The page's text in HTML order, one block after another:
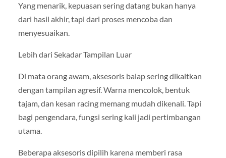
Yang menarik, kepuasan sering datang bukan hanya
dari hasil akhir, tapi dari proses mencoba dan
menyesuaikan.
Lebih dari Sekadar Tampilan Luar
Di mata orang awam, aksesoris balap sering dikaitkan
dengan tampilan agresif. Warna mencolok, bentuk
tajam, dan kesan racing memang mudah dikenali. Tapi
bagi pengendara, fungsi sering kali jadi pertimbangan
utama.
Beberapa aksesoris dipilih karena memberi rasa